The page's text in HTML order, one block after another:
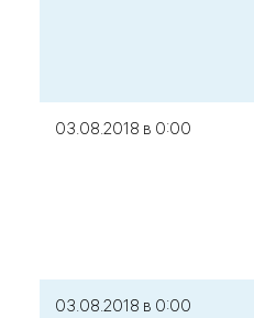
03.08.2018 в 0:00
03.08.2018 в 0:00